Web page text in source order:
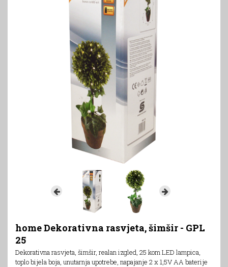
home Dekorativna rasvjeta, šimšir - GPL
25
Dekorativna rasvjeta, šimšir, realan izgled, 25 kom LED lampica,
toplo bijela boja, unutarnja upotrebe, napajanje 2 x 1,5V AA baterije